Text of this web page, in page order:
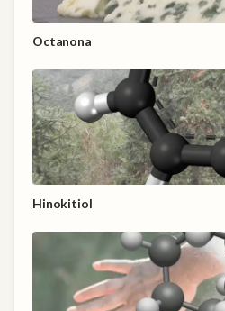
Octanona
Hinokitiol